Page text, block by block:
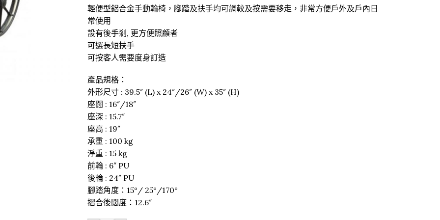
輕便型鋁合金手動輪椅，腳踏及扶手均可調較及按需要移走，非常方便戶外及戶內日
常使用
設有後手剎, 更方便照顧者
可選長短扶手
可按客人需要度身訂造
產品規格：
外形尺寸 : 39.5″ (L) x 24″/26″ (W) x 35″ (H)
座闊 : 16″/18″
座深 : 15.7″
座高 : 19″
承重 : 100 kg
淨重 : 15 kg
前輪 : 6″ PU
後輪 : 24″ PU
腳踏角度：15°/ 25°/170°
摺合後闊度：12.6″